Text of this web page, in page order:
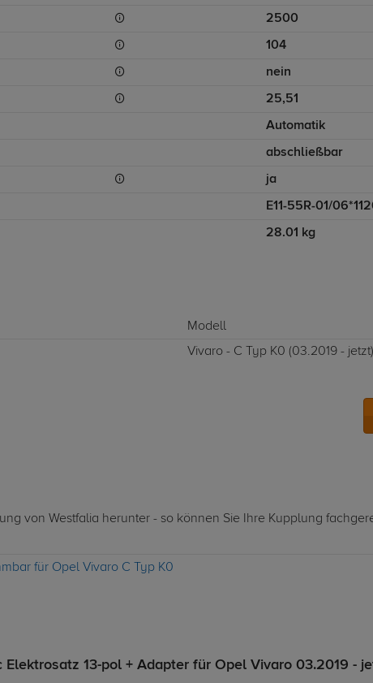
2500
104
nein
25,51
Automatik
abschließbar
ja
E11-55R-01/
28.01 kg
Modell
Vivaro - C Typ K0 (03.2019 - jetzt)
von Westfalia herunter - so können Sie Ihre Kupplung
für Opel Vivaro C Typ K0
13-pol + Adapter für Opel Vivaro 03.2019 -